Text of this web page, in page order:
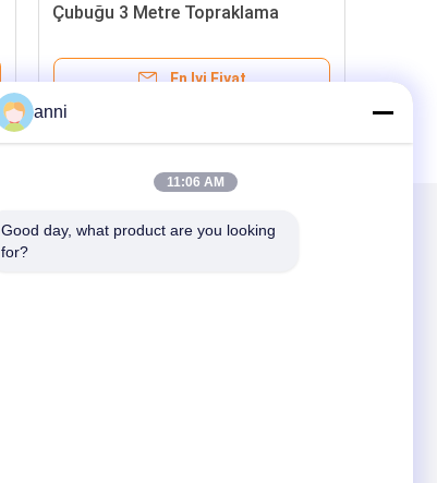
Çubuğu 3 Metre Topraklama
En Iyi Fiyat
anni
11:06 AM
Good day, what product are you looking
for?